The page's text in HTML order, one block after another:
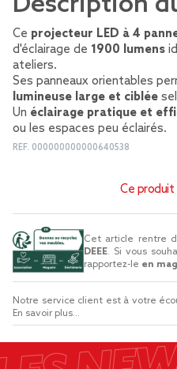
Ce projecteur LED à 4
d'éclairage de 1900 lumens
ateliers.
Ses panneaux orientables
lumineuse large et ciblée
Un éclairage pratique et
ou les espaces peu éclairés.
REF. 000000000000640538
Ce produit
Cet article rentre
DEEE. Si vous
rapportez-le en
Notre service client est à votre
En savoir plus...